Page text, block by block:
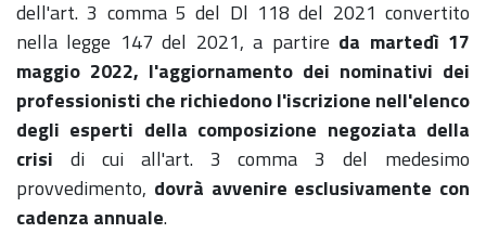
dell'art. 3 comma 5 del Dl 118 del 2021 convertito
nella legge 147 del 2021, a partire da martedì 17
maggio 2022, l'aggiornamento dei nominativi dei
professionisti che richiedono l'iscrizione nell'elenco
degli esperti della composizione negoziata della
crisi di cui all'art. 3 comma 3 del medesimo
provvedimento, dovrà avvenire esclusivamente con
cadenza annuale.